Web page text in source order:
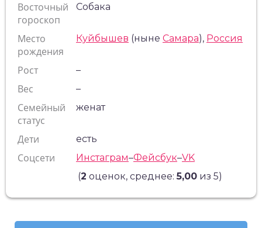
Восточный
гороскоп
Собака
Место
рождения
Куйбышев (ныне Самара), Россия
Рост –
Вес –
Семейный
статус
женат
Дети есть
Соцсети Инстаграм–Фейсбук–VK
(2 оценок, среднее:5,00из 5)